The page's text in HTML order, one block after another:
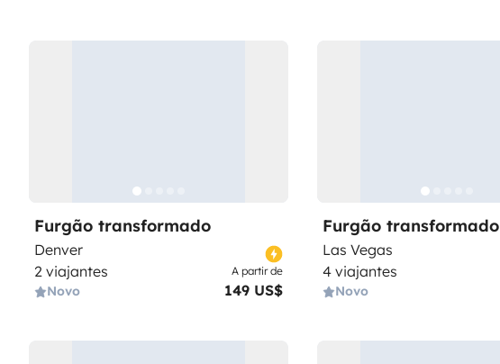
Furgão transformado
Denver
2 viajantes
Novo
A partir de
149 US$
Furgão transformado
Las Vegas
4 viajantes
Novo